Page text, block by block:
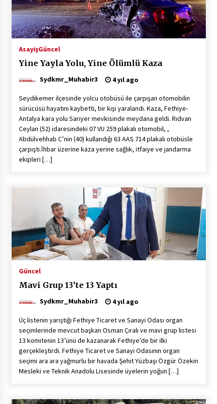
Çevre Bilinci Sahneye Taşınıyor: Çocuklardan
“Temiz Fethiye” Oyunu
9 Günde 119 Acil Olaya Müdahale Edildi
2 ay ago
FETHİYE BELEDİYESİ HAZİRAN AYI MECLİS
TOPLANTISI GERÇEKLEŞTİRİLDİ
2 ay ago
HAYIRSEVER DİNÇER AKYALI’DAN EĞİTİME
Mobil Tekerlekli Sandalye Tamir Aracı Engelsiz
Muğla İçin Yollarda
2 ay ago
Saadet Partisi Ziyaretlere Devam Ediyor
4 ay ago
Başkan Aras “Bizler Günü Kurtaran Değil, Yarını
Seydikemer Belediye Meclisi Ekim Ayı
Toplantısı Yapıldı
2 yıl ago
“Hiç Kimse Kaçak Yapım Legalleşecek Ümidinde
AsayişGüncel
Yine Yayla Yolu, Yine Ölümlü Kaza
Sydkmr_Muhabir3 4 yıl ago
Seydikemer ilçesinde yolcu otobüsü ile çarpışan otomobilin
sürücüsü hayatını kaybetti, bir kişi yaralandı. Kaza, Fethiye-
Antalya kara yolu Sarıyer mevkisinde meydana geldi. Rıdvan
Ceylan (52) idaresindeki 07 VU 259 plakalı otomobil, ,
Abdülvehhab C’nin (40) kullandığı 63 AAS 714 plakalı otobüsle
çarpıştı.İhbar üzerine kaza yerine sağlık, itfaiye ve jandarma
ekipleri […]
Güncel
Mavi Grup 13’te 13 Yaptı
Sydkmr_Muhabir3 4 yıl ago
Üç listenin yarıştığı Fethiye Ticaret ve Sanayi Odası organ
seçimlerinde mevcut başkan Osman Çıralı ve mavi grup listesi
13 komitenin 13’ünü de kazanarak Fethiye’de bir ilki
gerçekleştirdi. Fethiye Ticaret ve Sanayi Odasının organ
seçimi ara ara yağmurlu bir havada Şehit Yüzbaşı Özgür Özekin
Mesleki ve Teknik Anadolu Lisesinde üyelerin yoğun […]